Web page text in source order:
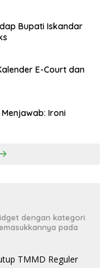
Bupati Iskandar
E-Court dan
Ironi
dengan kategori
pada